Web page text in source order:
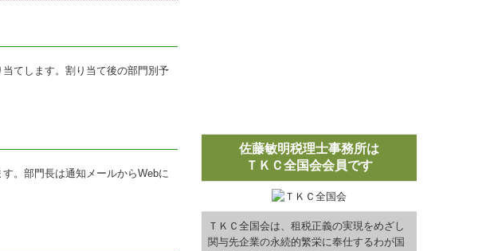
てします。割り当て後の部門別予
。部門長は通知メールからWebに
佐藤敏明税理士事務所は
ＴＫＣ全国会会員です
ＴＫＣ全国会は、租税正義の実現をめざし
関与先企業の永続的繁栄に奉仕するわが国